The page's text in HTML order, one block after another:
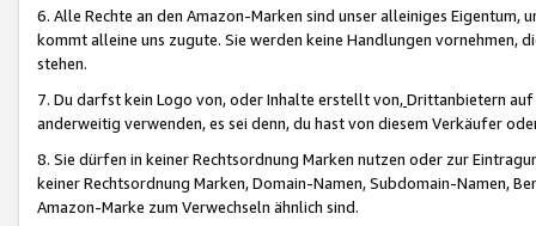
6. Alle Rechte an den Amazon-Marken sind unser alleiniges
kommt alleine uns zugute. Sie werden keine Handlungen vornehmen,
stehen.
7. Du darfst kein Logo von, oder Inhalte erstellt von,Drittanbietern auf
anderweitig verwenden, es sei denn, du hast von diesem Verkäufer
8. Sie dürfen in keiner Rechtsordnung Marken nutzen oder zur
keiner Rechtsordnung Marken, Domain-Namen, Subdomain-Namen,
Amazon-Marke zum Verwechseln ähnlich sind.